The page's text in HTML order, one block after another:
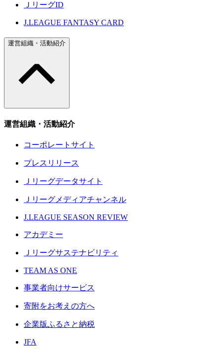
ＪリーグID
J.LEAGUE FANTASY CARD
運営組織・活動紹介
運営組織・活動紹介
コーポレートサイト
プレスリリース
Ｊリーグデータサイト
Ｊリーグメディアチャンネル
J.LEAGUE SEASON REVIEW
アカデミー
Ｊリーグサステナビリティ
TEAM AS ONE
事業者向けサービス
寄附をお考えの方へ
企業版ふるさと納税
JFA